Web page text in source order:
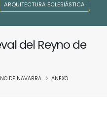
ARQUITECTURA ECLESIÁSTICA
del Reyno de
DE NAVARRA ANEXO